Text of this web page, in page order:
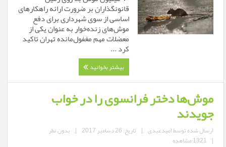
قانونگذاران بر ضرورت ارائه راهکارهای
اساسی از سوی شهرداری برای دفع
موش‌های زنده‌خوار به عنوان یکی از
معضلات مهم مغفول‌مانده تهران تاکید
کرد ...
بیشتر بخوانید
موش‌ها دختر فرانسوی را در خواب
جویدند
ارسال شده توسطامیدعبدی | تاریخ: 26 دسامبر 2017 | بدون نظر
| 1321 مشاهده